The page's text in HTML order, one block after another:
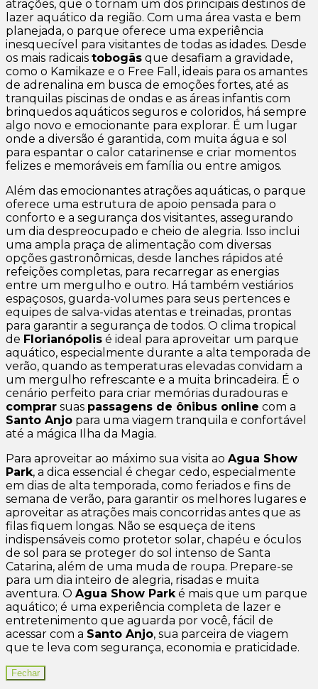
atrações, que o tornam um dos principais destinos de
lazer aquático da região. Com uma área vasta e bem
planejada, o parque oferece uma experiência
inesquecível para visitantes de todas as idades. Desde
os mais radicais tobogãs que desafiam a gravidade,
como o Kamikaze e o Free Fall, ideais para os amantes
de adrenalina em busca de emoções fortes, até as
tranquilas piscinas de ondas e as áreas infantis com
brinquedos aquáticos seguros e coloridos, há sempre
algo novo e emocionante para explorar. É um lugar
onde a diversão é garantida, com muita água e sol
para espantar o calor catarinense e criar momentos
felizes e memoráveis em família ou entre amigos.
Além das emocionantes atrações aquáticas, o parque
oferece uma estrutura de apoio pensada para o
conforto e a segurança dos visitantes, assegurando
um dia despreocupado e cheio de alegria. Isso inclui
uma ampla praça de alimentação com diversas
opções gastronômicas, desde lanches rápidos até
refeições completas, para recarregar as energias
entre um mergulho e outro. Há também vestiários
espaçosos, guarda-volumes para seus pertences e
equipes de salva-vidas atentas e treinadas, prontas
para garantir a segurança de todos. O clima tropical
de Florianópolis é ideal para aproveitar um parque
aquático, especialmente durante a alta temporada de
verão, quando as temperaturas elevadas convidam a
um mergulho refrescante e a muita brincadeira. É o
cenário perfeito para criar memórias duradouras e
comprar suas passagens de ônibus online com a
Santo Anjo para uma viagem tranquila e confortável
até a mágica Ilha da Magia.
Para aproveitar ao máximo sua visita ao Agua Show
Park, a dica essencial é chegar cedo, especialmente
em dias de alta temporada, como feriados e fins de
semana de verão, para garantir os melhores lugares e
aproveitar as atrações mais concorridas antes que as
filas fiquem longas. Não se esqueça de itens
indispensáveis como protetor solar, chapéu e óculos
de sol para se proteger do sol intenso de Santa
Catarina, além de uma muda de roupa. Prepare-se
para um dia inteiro de alegria, risadas e muita
aventura. O Agua Show Parké mais que um parque
aquático; é uma experiência completa de lazer e
entretenimento que aguarda por você, fácil de
acessar com a Santo Anjo, sua parceira de viagem
que te leva com segurança, economia e praticidade.
Fechar